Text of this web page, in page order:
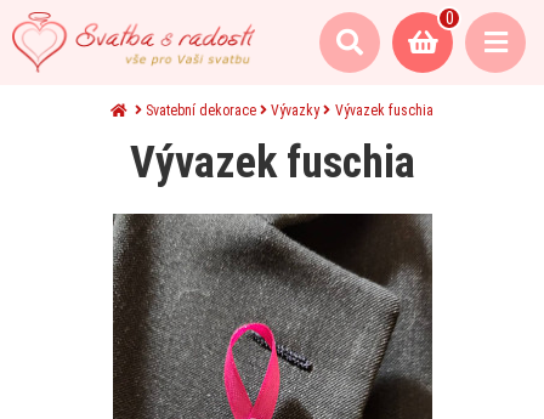
0
Svatební dekorace Vývazky Vývazek fuschia
Vývazek fuschia